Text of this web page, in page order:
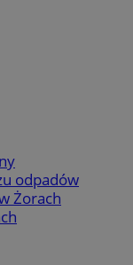
odpadów
Żorach